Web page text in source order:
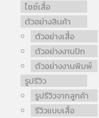
ไซซ์เสื้อ
ตัวอย่างสินค้า
ตัวอย่างเสื้อ
ตัวอย่างงานปัก
ตัวอย่างงานพิมพ์
รูปรีวิว
รูปรีวิวจากลูกค้า
รีวิวแบบเสื้อ